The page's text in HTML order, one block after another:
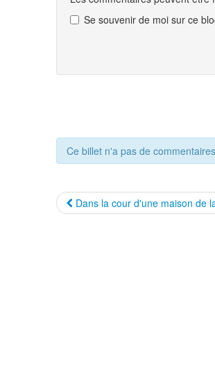
Se souvenir de moi sur ce
Ce billet n'a pas de commentaires
Dans la cour d'une maison de